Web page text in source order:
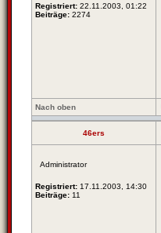
Registriert: 22.11.2003, 01:22
Beiträge: 2274
Nach oben
46ers
Administrator
Registriert: 17.11.2003, 14:30
Beiträge: 11